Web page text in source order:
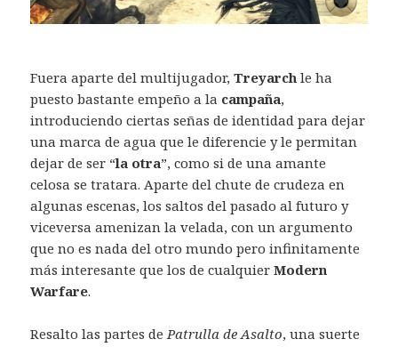
Fuera aparte del multijugador,Treyarchle ha
puesto bastante empeño a la campaña,
introduciendo ciertas señas de identidad para dejar
una marca de agua que le diferencie y le permitan
dejar de ser “la otra”, como si de una amante
celosa se tratara. Aparte del chute de crudeza en
algunas escenas, los saltos del pasado al futuro y
viceversa amenizan la velada, con un argumento
que no es nada del otro mundo pero infinitamente
más interesante que los de cualquierModern
Warfare.
Resalto las partes de Patrulla de Asalto, una suerte